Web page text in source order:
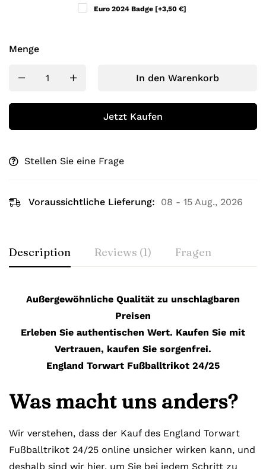
Euro 2024 Badge [+3,50 €]
Menge
In den Warenkorb
Jetzt Kaufen
Stellen Sie eine Frage
Voraussichtliche Lieferung: 08 - 15 Aug., 2026
Description Reviews (1) Fragen
Außergewöhnliche Qualität zu unschlagbaren
Preisen
Erleben Sie authentischen Wert. Kaufen Sie mit
Vertrauen, kaufen Sie sorgenfrei.
England Torwart Fußballtrikot 24/25
Was macht uns anders?
Wir verstehen, dass der Kauf des England Torwart
Fußballtrikot 24/25 online unsicher wirken kann, und
deshalb sind wir hier, um Sie bei jedem Schritt zu